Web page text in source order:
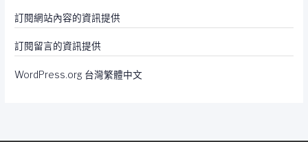
訂閱網站內容的資訊提供
訂閱留言的資訊提供
WordPress.org 台灣繁體中文